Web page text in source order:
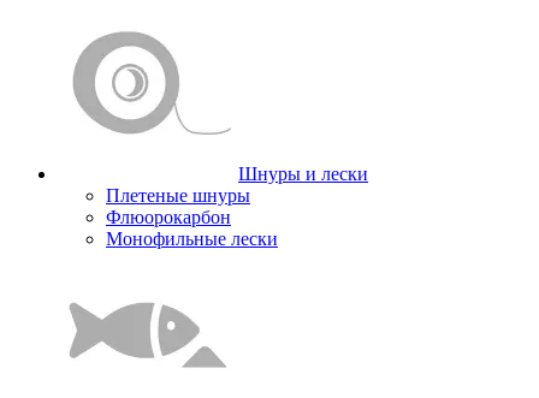
Шнуры и лески
Плетеные шнуры
Флюорокарбон
Монофильные лески